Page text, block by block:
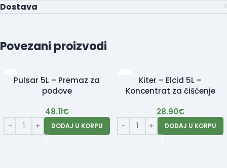
Dostava
Povezani proizvodi
Pulsar 5L – Premaz za
podove
48.11€
DODAJ U KORPU
Kiter – Elcid 5L –
Koncentrat za čišćenje
28.90€
DODAJ U KORPU